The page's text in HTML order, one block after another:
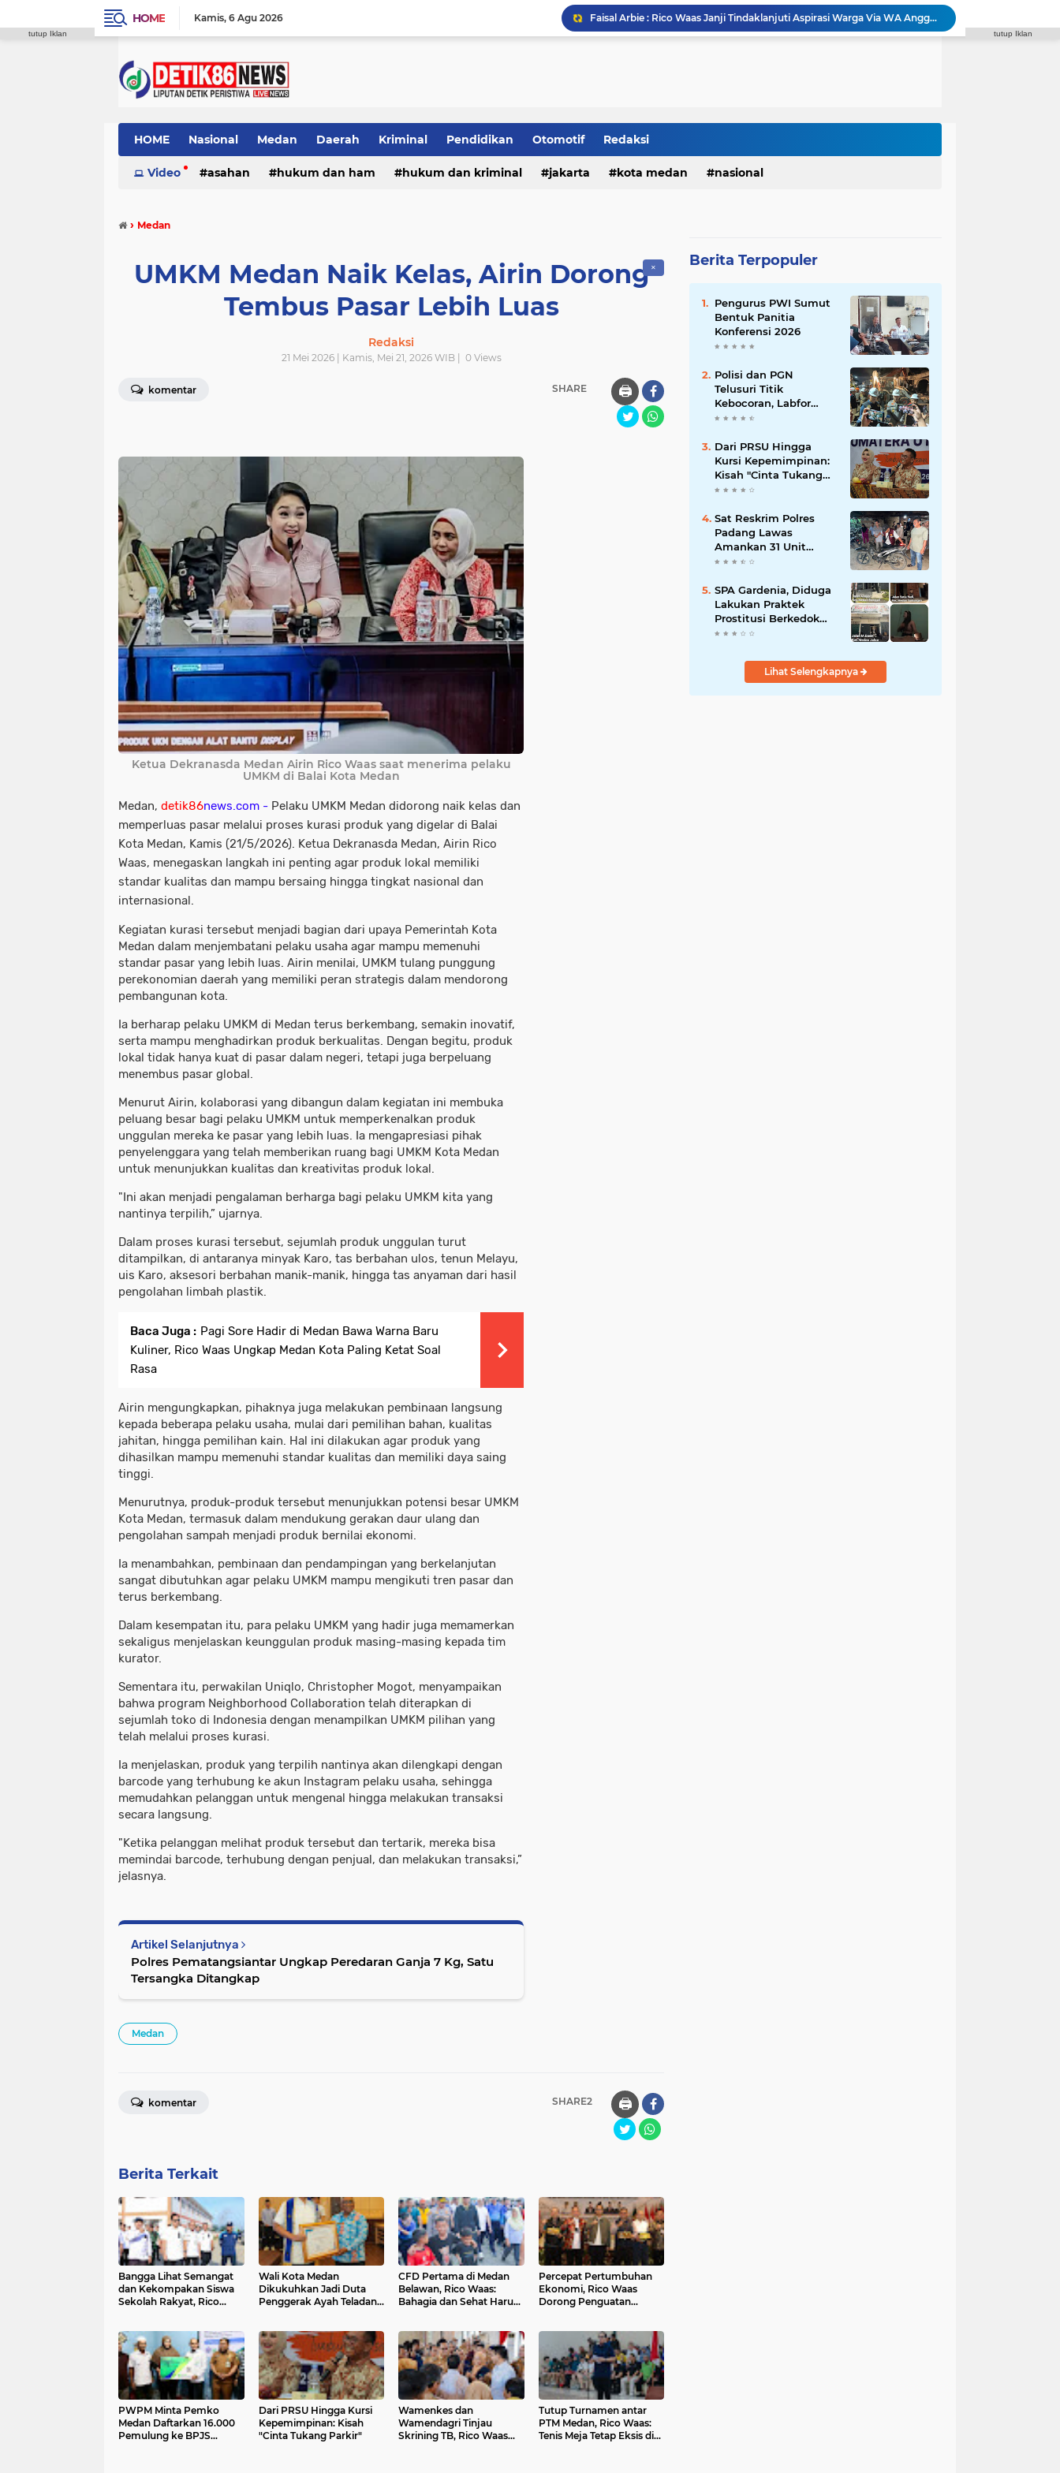
HOME Kamis 6 Agu 2026 Faisal Arbie : Rico Waas Janji Tindaklanjuti Aspirasi Warga Via WA Anggota DPRDSyaiful Ramadhan Minta Pemko Medan Hentikan Penggusuran PKL dan Sediakan Solusi
Godfried Minta Bapenda Medan Kembalikan Kelebihan PBB dan Bayar Denda kepada Wajib Pajak
Tia Ayu Soroti Minimnya Fasilitas di SMPN 39 Medan,Minta Pemko Benahi
HOME Nasional Medan Daerah Kriminal Pendidikan Otomotif Redaksi
Video asahan hukum dan ham hukum dan kriminal jakarta kota medan nasional
› Medan
✕
UMKM Medan Naik Kelas, Airin Dorong
Tembus Pasar Lebih Luas
Redaksi
21 Mei 2026 | Kamis, Mei 21, 2026 WIB | 0Views
komentar SHARE 🖨️
Ketua Dekranasda Medan Airin Rico Waas saat menerima pelaku
UMKM di Balai Kota Medan
Medan, detik86news.com - Pelaku UMKM Medan didorong naik kelas dan
memperluas pasar melalui proses kurasi produk yang digelar di Balai
Kota Medan, Kamis (21/5/2026). Ketua Dekranasda Medan, Airin Rico
Waas, menegaskan langkah ini penting agar produk lokal memiliki
standar kualitas dan mampu bersaing hingga tingkat nasional dan
internasional.
Kegiatan kurasi tersebut menjadi bagian dari upaya Pemerintah Kota
Medan dalam menjembatani pelaku usaha agar mampu memenuhi
standar pasar yang lebih luas. Airin menilai, UMKM tulang punggung
perekonomian daerah yang memiliki peran strategis dalam mendorong
pembangunan kota.
Ia berharap pelaku UMKM di Medan terus berkembang, semakin inovatif,
serta mampu menghadirkan produk berkualitas. Dengan begitu, produk
lokal tidak hanya kuat di pasar dalam negeri, tetapi juga berpeluang
menembus pasar global.
Menurut Airin, kolaborasi yang dibangun dalam kegiatan ini membuka
peluang besar bagi pelaku UMKM untuk memperkenalkan produk
unggulan mereka ke pasar yang lebih luas. Ia mengapresiasi pihak
penyelenggara yang telah memberikan ruang bagi UMKM Kota Medan
untuk menunjukkan kualitas dan kreativitas produk lokal.
"Ini akan menjadi pengalaman berharga bagi pelaku UMKM kita yang
nantinya terpilih,” ujarnya.
Dalam proses kurasi tersebut, sejumlah produk unggulan turut
ditampilkan, di antaranya minyak Karo, tas berbahan ulos, tenun Melayu,
uis Karo, aksesori berbahan manik-manik, hingga tas anyaman dari hasil
pengolahan limbah plastik.
Baca Juga : Pagi Sore Hadir di Medan Bawa Warna Baru
Kuliner, Rico Waas Ungkap Medan Kota Paling Ketat Soal
Rasa
Airin mengungkapkan, pihaknya juga melakukan pembinaan langsung
kepada beberapa pelaku usaha, mulai dari pemilihan bahan, kualitas
jahitan, hingga pemilihan kain. Hal ini dilakukan agar produk yang
dihasilkan mampu memenuhi standar kualitas dan memiliki daya saing
tinggi.
Menurutnya, produk-produk tersebut menunjukkan potensi besar UMKM
Kota Medan, termasuk dalam mendukung gerakan daur ulang dan
pengolahan sampah menjadi produk bernilai ekonomi.
Ia menambahkan, pembinaan dan pendampingan yang berkelanjutan
sangat dibutuhkan agar pelaku UMKM mampu mengikuti tren pasar dan
terus berkembang.
Dalam kesempatan itu, para pelaku UMKM yang hadir juga memamerkan
sekaligus menjelaskan keunggulan produk masing-masing kepada tim
kurator.
Sementara itu, perwakilan Uniqlo, Christopher Mogot, menyampaikan
bahwa program Neighborhood Collaboration telah diterapkan di
sejumlah toko di Indonesia dengan menampilkan UMKM pilihan yang
telah melalui proses kurasi.
Ia menjelaskan, produk yang terpilih nantinya akan dilengkapi dengan
barcode yang terhubung ke akun Instagram pelaku usaha, sehingga
memudahkan pelanggan untuk mengenal hingga melakukan transaksi
secara langsung.
"Ketika pelanggan melihat produk tersebut dan tertarik, mereka bisa
memindai barcode, terhubung dengan penjual, dan melakukan transaksi,”
jelasnya.
Artikel Selanjutnya
Polres Pematangsiantar Ungkap Peredaran Ganja 7 Kg, Satu
Tersangka Ditangkap
Medan
SHARE2 🖨️
komentar
Berita Terkait
Bangga Lihat Semangat
dan Kekompakan Siswa
Sekolah Rakyat, Rico
Wali Kota Medan
Dikukuhkan Jadi Duta
Penggerak Ayah Teladan,
Keluarga
CFD Pertama di Medan
Belawan, Rico Waas:
Bahagia dan Sehat Harus
Percepat Pertumbuhan
Ekonomi, Rico Waas
Dorong Penguatan
PWPM Minta Pemko
Medan Daftarkan 16.000
Pemulung ke BPJS
Dari PRSU Hingga Kursi
Kepemimpinan: Kisah
"Cinta Tukang Parkir"
Wamenkes dan
Wamendagri Tinjau
Skrining TB, Rico Waas
Tutup Turnamen antar
PTM Medan, Rico Waas:
Tenis Meja Tetap Eksis di
Berita Terpopuler
Pengurus PWI Sumut
Bentuk Panitia
Konferensi 2026
Polisi dan PGN
Telusuri Titik
Kebocoran, Labfor
Pastikan Ledakan
Akumulasi Gas
Dari PRSU Hingga
Kursi Kepemimpinan:
Kisah "Cinta Tukang
Parkir"
Sat Reskrim Polres
Padang Lawas
Amankan 31 Unit
Sepeda Motor Diduga
Rumah Warga di Pasar
Latong
SPA Gardenia, Diduga
Lakukan Praktek
Prostitusi Berkedok
Pijat Reflexy
Lihat Selengkapnya
tutup Iklan tutup Iklan